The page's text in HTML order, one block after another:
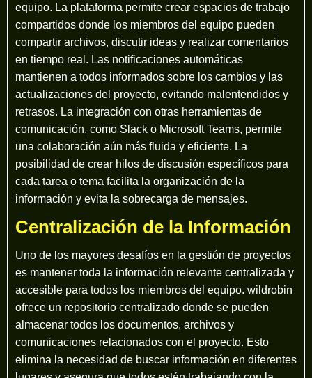
equipo. La plataforma permite crear espacios de trabajo
compartidos donde los miembros del equipo pueden
compartir archivos, discutir ideas y realizar comentarios
en tiempo real. Las notificaciones automáticas
mantienen a todos informados sobre los cambios y las
actualizaciones del proyecto, evitando malentendidos y
retrasos. La integración con otras herramientas de
comunicación, como Slack o Microsoft Teams, permite
una colaboración aún más fluida y eficiente. La
posibilidad de crear hilos de discusión específicos para
cada tarea o tema facilita la organización de la
información y evita la sobrecarga de mensajes.
Centralización de la Información
Uno de los mayores desafíos en la gestión de proyectos
es mantener toda la información relevante centralizada y
accesible para todos los miembros del equipo. wildrobin
ofrece un repositorio centralizado donde se pueden
almacenar todos los documentos, archivos y
comunicaciones relacionados con el proyecto. Esto
elimina la necesidad de buscar información en diferentes